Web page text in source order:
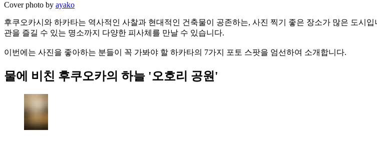
Cover photo by ayako
후쿠오카시와 하카타는 역사적인 사찰과 현대적인 건축물이 공존하는, 사진 찍기 좋은 장소가 많은 도시
관을 즐길 수 있는 명소까지 다양한 피사체를 만날 수 있습니다.
이번에는 사진을 좋아하는 분들이 꼭 가봐야 할 하카타의 7가지 포토 스팟을 엄선하여 소개합니다.
물에 비친 후쿠오카의 하늘 '오호리 공원'